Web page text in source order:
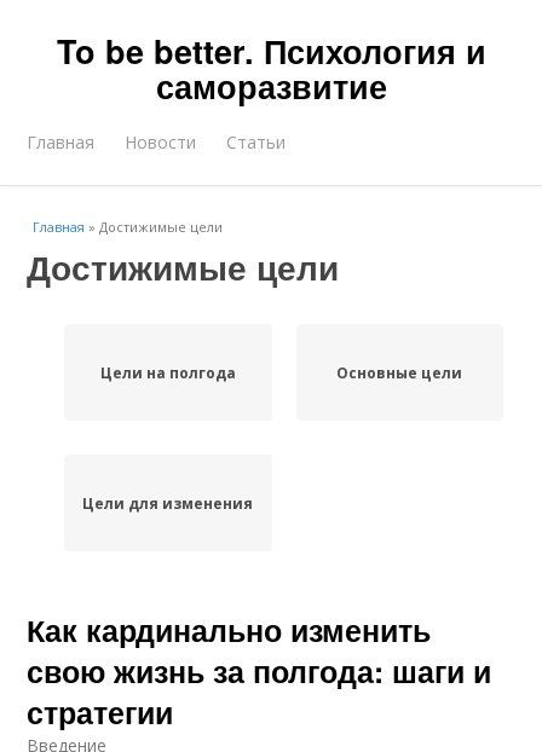
To be better. Психология и
саморазвитие
Главная Новости Статьи
Главная »Достижимые цели
Достижимые цели
Цели на полгода Основные цели
Цели для изменения
Как кардинально изменить
свою жизнь за полгода: шаги и
стратегии
Введение